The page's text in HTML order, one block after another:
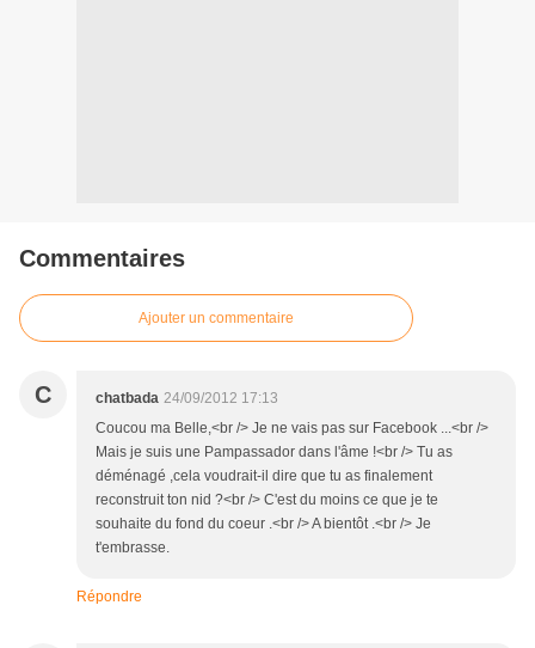
Commentaires
Ajouter un commentaire
C chatbada 24/09/2012 17:13
Coucou ma Belle,<br /> Je ne vais pas sur Facebook ...<br />
Mais je suis une Pampassador dans l'âme !<br /> Tu as
déménagé ,cela voudrait-il dire que tu as finalement
reconstruit ton nid ?<br /> C'est du moins ce que je te
souhaite du fond du coeur .<br /> A bientôt .<br /> Je
t'embrasse.
Répondre